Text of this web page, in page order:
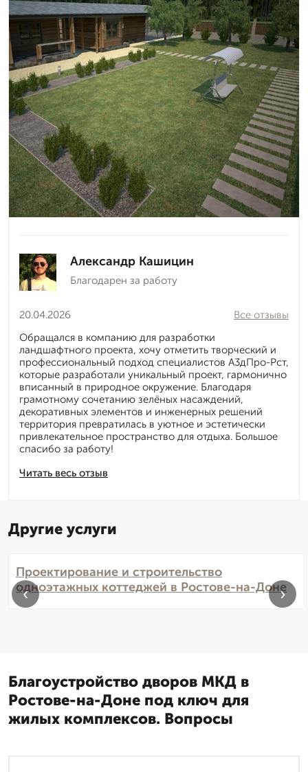
Александр Кашицин
Благодарен за работу
20.04.2026
Читать весь отзыв
Все отзывы
Обращался в компанию для разработки
ландшафтного проекта, хочу отметить творческий и
профессиональный подход специалистов А3дПро-Рст,
которые разработали уникальный проект, гармонично
вписанный в природное окружение. Благодаря
грамотному сочетанию зелёных насаждений,
декоративных элементов и инженерных решений
территория превратилась в уютное и эстетически
привлекательное пространство для отдыха. Большое
спасибо за работу!
Другие услуги
Проектирование и строительство
одноэтажных коттеджей в Ростове-на-Доне
‹ ›
Благоустройство дворов МКД в
Ростове-на-Доне под ключ для
жилых комплексов. Вопросы